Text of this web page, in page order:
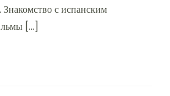
с испанским
[…]